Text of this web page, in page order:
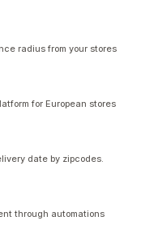
radius from your stores
for European stores
date by zipcodes.
through automations